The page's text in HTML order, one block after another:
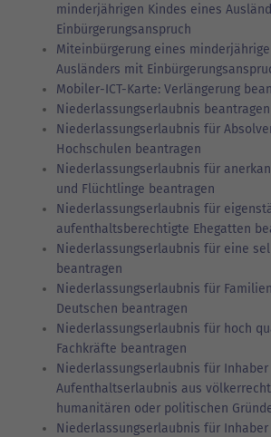
minderjährigen Kindes eines
Einbürgerungsanspruch
Miteinbürgerung eines
Ausländers mit
Mobiler-ICT-Karte: Verlängerung
Niederlassungserlaubnis beantragen
Niederlassungserlaubnis für
Hochschulen beantragen
Niederlassungserlaubnis für
und Flüchtlinge beantragen
Niederlassungserlaubnis für
aufenthaltsberechtigte Ehegatten
Niederlassungserlaubnis für eine
beantragen
Niederlassungserlaubnis für
Deutschen beantragen
Niederlassungserlaubnis für hoch
Fachkräfte beantragen
Niederlassungserlaubnis für
Aufenthaltserlaubnis aus
humanitären oder politischen
Niederlassungserlaubnis für